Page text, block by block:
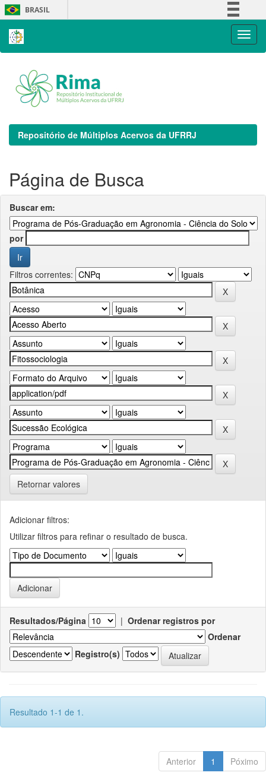
Skip
navigation
BRASIL
Repositório de Múltiplos Acervos da UFRRJ
Página de Busca
Buscar em:
por
Filtros correntes:
Retornar valores
Adicionar filtros:
Utilizar filtros para refinar o resultado de busca.
Resultados/Página | Ordenar registros por
Ordenar
Registro(s)
Resultado 1-1 de 1.
Anterior 1 Póximo